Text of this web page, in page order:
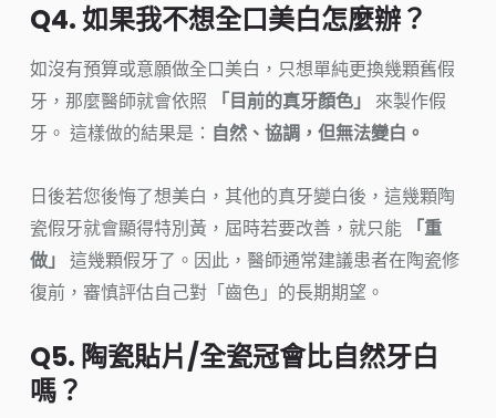
Q4. 如果我不想全口美白怎麼辦？
如沒有預算或意願做全口美白，只想單純更換幾顆舊假
牙，那麼醫師就會依照
「目前的真牙顏色」
來製作假
牙。 這樣做的結果是： 自然、協調，但無法變白。
日後若您後悔了想美白，其他的真牙變白後，這幾顆陶
瓷假牙就會顯得特別黃，屆時若要改善，就只能
「重
做」 這幾顆假牙了。因此，醫師通常建議患者在陶瓷修
復前，審慎評估自己對「齒色」的長期期望。
Q5. 陶瓷貼片/全瓷冠會比自然牙白
嗎？